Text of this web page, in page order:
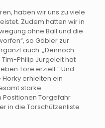
haben wir uns zu viele
Zudem hatten wir in
ohne Ball und die
so Gäbler zur
auch: „Dennoch
Philip Jurgeleit hat
Tore erzielt.“ Und
erhielten ein
starke
Positionen Torgefahr
in die Torschützenliste